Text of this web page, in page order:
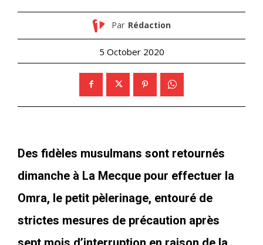
Par Rédaction
5 October 2020
Des fidèles musulmans sont retournés
dimanche à La Mecque pour effectuer la
Omra, le petit pèlerinage, entouré de
strictes mesures de précaution après